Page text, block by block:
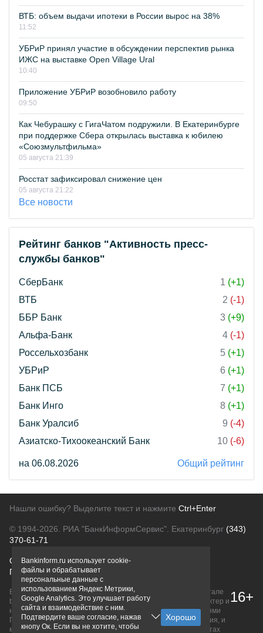
ВТБ: объем выдачи ипотеки в России вырос на 38%
11:52
УБРиР принял участие в обсуждении перспектив рынка
ИЖС на выставке Open Village Ural
10:40
Приложение УБРиР возобновило работу
09:50
Как Чебурашку с ГигаЧатом подружили. В Екатеринбурге
при поддержке Сбера открылась выставка к юбилею
«Союзмультфильма»
05 августа 21:39
Росстат зафиксировал снижение цен
05 августа 21:22
Все новости
Рейтинг банков "Активность пресс-
службы банков"
СберБанк 1 (+1)
ВТБ
2 (-1)
ББР Банк
3 (+9)
Альфа-Банк
4 (-1)
Россельхозбанк
5 (+1)
УБРиР
6 (+1)
Банк ПСБ
7 (+1)
Банк Инго
8 (+1)
Банк Уралсиб
9 (-4)
Азиатско-Тихоокеанский Банк
10 (-6)
на 06.08.2026 Общий рейтинг
Нашли ошибку? Выделите текст и нажмите Ctrl+Enter
© 1994-2026. РИА "БанкИнформСервис". Екатеринбург (343)
370-61-71
О проектеПолитика конфиденциальности
Правовая информацияДля рекламодателей
Вся информация о продуктах банков, размещенная на портале
bankinform.ru, носит исключительно ознакомительный характер и
не является публичной офертой, определяемой положениями
ГК РФ. Информация не содержит точного и полного описания, и
может быть изменена. Конечные условия уточняйте на сайтах
16+
Bankinform.ru использует cookie-
файлы и обрабатывает
персональные данные с
использованием Яндекс Метрики,
Google Analytics. Это улучшает работу
сайта и взаимодействие с ним.
Подтвердите ваше согласие, нажав
кнопу Ок. Если вы не хотите, чтобы